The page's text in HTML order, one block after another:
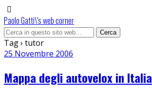
Paolo Gatti\'s web corner
Tag › tutor
25 Novembre 2006
Mappa degli autovelox in Italia